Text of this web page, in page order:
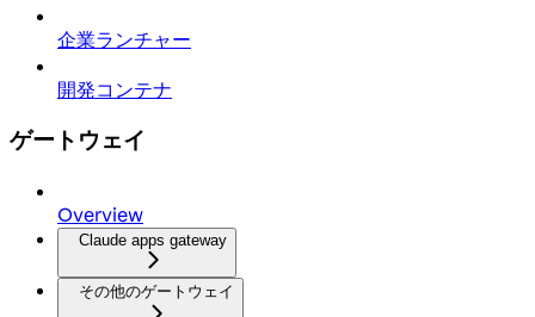
企業ランチャー
開発コンテナ
ゲートウェイ
Overview
Claude apps gateway
その他のゲートウェイ